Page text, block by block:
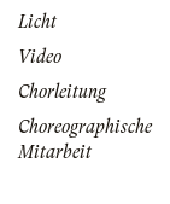
Licht
Video
Chorleitung
Choreographische
Mitarbeit